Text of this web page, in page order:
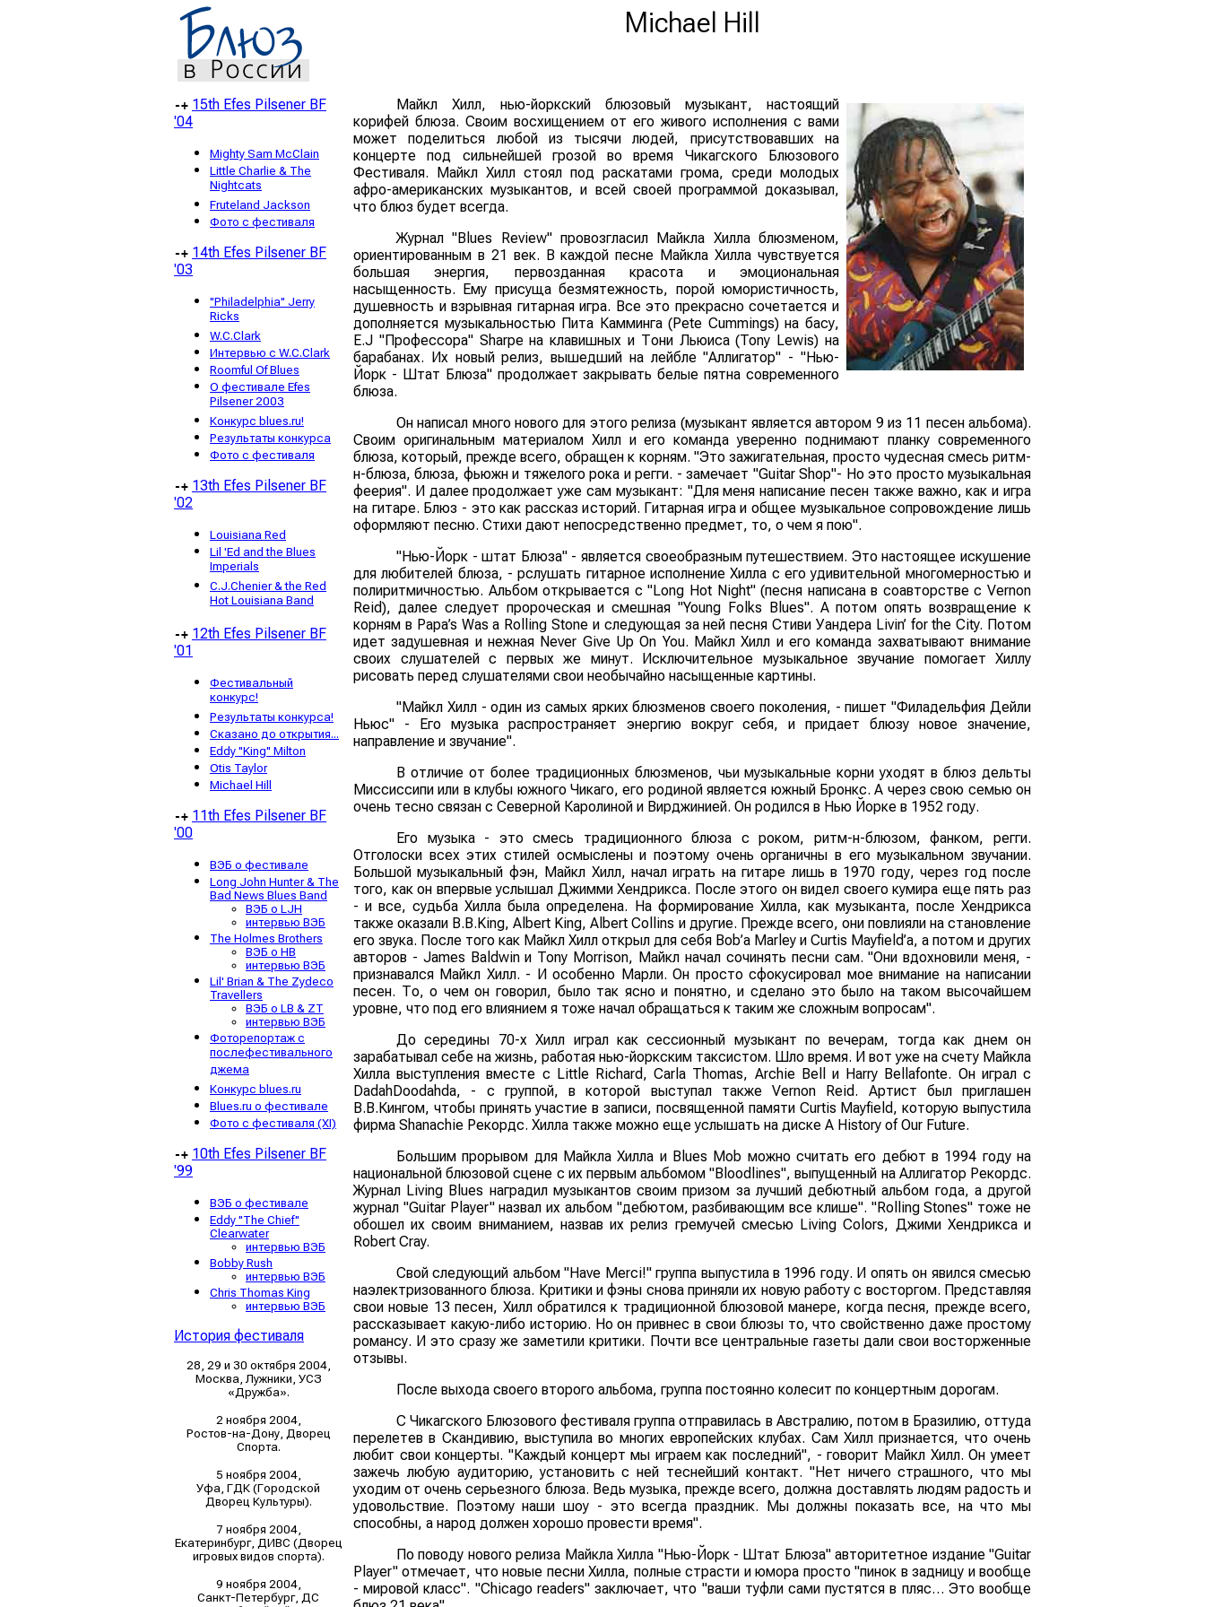
Michael Hill
-+ 15th Efes Pilsener BF
'04
Mighty Sam McClain
Little Charlie & The
Nightcats
Fruteland Jackson
Фото с фестиваля
-+ 14th Efes Pilsener BF
'03
"Philadelphia" Jerry
Ricks
W.C.Clark
Интервью с W.C.Clark
Roomful Of Blues
О фестивале Efes
Pilsener 2003
Конкурс blues.ru!
Результаты конкурса
Фото с фестиваля
-+ 13th Efes Pilsener BF
'02
Louisiana Red
Lil 'Ed and the Blues
Imperials
C.J.Chenier & the Red
Hot Louisiana Band
-+ 12th Efes Pilsener BF
'01
Фестивальный
конкурс!
Результаты конкурса!
Сказано до открытия...
Eddy "King" Milton
Otis Taylor
Michael Hill
-+ 11th Efes Pilsener BF
'00
ВЭБ о фестивале
Long John Hunter & The
Bad News Blues Band
ВЭБ о LJH
интервью ВЭБ
The Holmes Brothers
ВЭБ о HB
интервью ВЭБ
Lil' Brian & The Zydeco
Travellers
ВЭБ о LB & ZT
интервью ВЭБ
Фоторепортаж с
послефестивального
джема
Конкурс blues.ru
Blues.ru о фестивале
Фото с фестиваля (XI)
-+ 10th Efes Pilsener BF
'99
ВЭБ о фестивале
Eddy "The Chief"
Clearwater
интервью ВЭБ
Bobby Rush
интервью ВЭБ
Chris Thomas King
интервью ВЭБ
История фестиваля
28, 29 и 30 октября 2004,
Москва, Лужники, УСЗ
«Дружба».
2 ноября 2004,
Ростов-на-Дону, Дворец
Спорта.
5 ноября 2004,
Уфа, ГДК (Городской
Дворец Культуры).
7 ноября 2004,
Екатеринбург, ДИВС (Дворец
игровых видов спорта).
9 ноября 2004,
Санкт-Петербург, ДС
Майкл Хилл, нью-йоркский блюзовый музыкант, настоящий
корифей блюза. Своим восхищением от его живого исполнения с вами
может поделиться любой из тысячи людей, присутствовавших на
концерте под сильнейшей грозой во время Чикагского Блюзового
Фестиваля. Майкл Хилл стоял под раскатами грома, среди молодых
афро-американских музыкантов, и всей своей программой доказывал,
что блюз будет всегда.
Журнал "Blues Review" провозгласил Майкла Хилла блюзменом,
ориентированным в 21 век. В каждой песне Майкла Хилла чувствуется
большая энергия, первозданная красота и эмоциональная
насыщенность. Ему присуща безмятежность, порой юмористичность,
душевность и взрывная гитарная игра. Все это прекрасно сочетается и
дополняется музыкальностью Пита Камминга (Pete Cummings) на басу,
Е.J "Профессора" Sharpe на клавишных и Тони Льюиса (Tony Lewis) на
барабанах. Их новый релиз, вышедший на лейбле "Аллигатор" - "Нью-
Йорк - Штат Блюза" продолжает закрывать белые пятна современного
блюза.
Он написал много нового для этого релиза (музыкант является автором 9 из 11 песен альбома).
Своим оригинальным материалом Хилл и его команда уверенно поднимают планку современного
блюза, который, прежде всего, обращен к корням. "Это зажигательная, просто чудесная смесь ритм-
н-блюза, блюза, фьюжн и тяжелого рока и регги. - замечает "Guitar Shop"- Но это просто музыкальная
феерия". И далее продолжает уже сам музыкант: "Для меня написание песен также важно, как и игра
на гитаре. Блюз - это как рассказ историй. Гитарная игра и общее музыкальное сопровождение лишь
оформляют песню. Стихи дают непосредственно предмет, то, о чем я пою".
"Нью-Йорк - штат Блюза" - является своеобразным путешествием. Это настоящее искушение
для любителей блюза, - рслушать гитарное исполнение Хилла с его удивительной многомерностью и
полиритмичностью. Альбом открывается с "Long Hot Night" (песня написана в соавторстве с Vernon
Reid), далее следует пророческая и смешная "Young Folks Blues". А потом опять возвращение к
корням в Papa’s Was a Rolling Stone и следующая за ней песня Стиви Уандера Livin’ for the City. Потом
идет задушевная и нежная Never Give Up On You. Майкл Хилл и его команда захватывают внимание
своих слушателей с первых же минут. Исключительное музыкальное звучание помогает Хиллу
рисовать перед слушателями свои необычайно насыщенные картины.
"Майкл Хилл - один из самых ярких блюзменов своего поколения, - пишет "Филадельфия Дейли
Ньюс" - Его музыка распространяет энергию вокруг себя, и придает блюзу новое значение,
направление и звучание".
В отличие от более традиционных блюзменов, чьи музыкальные корни уходят в блюз дельты
Миссиссипи или в клубы южного Чикаго, его родиной является южный Бронкс. А через свою семью он
очень тесно связан с Северной Каролиной и Вирджинией. Он родился в Нью Йорке в 1952 году.
Его музыка - это смесь традиционного блюза с роком, ритм-н-блюзом, фанком, регги.
Отголоски всех этих стилей осмыслены и поэтому очень органичны в его музыкальном звучании.
Большой музыкальный фэн, Майкл Хилл, начал играть на гитаре лишь в 1970 году, через год после
того, как он впервые услышал Джимми Хендрикса. После этого он видел своего кумира еще пять раз
- и все, судьба Хилла была определена. На формирование Хилла, как музыканта, после Хендрикса
также оказали B.B.King, Albert King, Albert Collins и другие. Прежде всего, они повлияли на становление
его звука. После того как Майкл Хилл открыл для себя Bob’a Marley и Curtis Mayfield’a, а потом и других
авторов - James Baldwin и Tony Morrison, Майкл начал сочинять песни сам. "Они вдохновили меня, -
признавался Майкл Хилл. - И особенно Марли. Он просто сфокусировал мое внимание на написании
песен. То, о чем он говорил, было так ясно и понятно, и сделано это было на таком высочайшем
уровне, что под его влиянием я тоже начал обращаться к таким же сложным вопросам".
До середины 70-х Хилл играл как сессионный музыкант по вечерам, тогда как днем он
зарабатывал себе на жизнь, работая нью-йоркским таксистом. Шло время. И вот уже на счету Майкла
Хилла выступления вместе c Little Richard, Carla Thomas, Archie Bell и Harry Bellafonte. Он играл с
DadahDoodahda, - с группой, в которой выступал также Vernon Reid. Артист был приглашен
B.B.Кингом, чтобы принять участие в записи, посвященной памяти Curtis Mayfield, которую выпустила
фирма Shanachie Рекордс. Хилла также можно еще услышать на диске A History of Our Future.
Большим прорывом для Майкла Хилла и Blues Mob можно считать его дебют в 1994 году на
национальной блюзовой сцене с их первым альбомом "Bloodlines", выпущенный на Аллигатор Рекордс.
Журнал Living Blues наградил музыкантов своим призом за лучший дебютный альбом года, а другой
журнал "Guitar Player" назвал их альбом "дебютом, разбивающим все клише". "Rolling Stones" тоже не
обошел их своим вниманием, назвав их релиз гремучей смесью Living Colors, Джими Хендрикса и
Robert Cray.
Свой следующий альбом "Have Merci!" группа выпустила в 1996 году. И опять он явился смесью
наэлектризованного блюза. Критики и фэны снова приняли их новую работу с восторгом. Представляя
свои новые 13 песен, Хилл обратился к традиционной блюзовой манере, когда песня, прежде всего,
рассказывает какую-либо историю. Но он привнес в свои блюзы то, что свойственно даже простому
романсу. И это сразу же заметили критики. Почти все центральные газеты дали свои восторженные
отзывы.
После выхода своего второго альбома, группа постоянно колесит по концертным дорогам.
С Чикагского Блюзового фестиваля группа отправилась в Австралию, потом в Бразилию, оттуда
перелетев в Скандивию, выступила во многих европейских клубах. Сам Хилл признается, что очень
любит свои концерты. "Каждый концерт мы играем как последний", - говорит Майкл Хилл. Он умеет
зажечь любую аудиторию, установить с ней теснейший контакт. "Нет ничего страшного, что мы
уходим от очень серьезного блюза. Ведь музыка, прежде всего, должна доставлять людям радость и
удовольствие. Поэтому наши шоу - это всегда праздник. Мы должны показать все, на что мы
способны, а народ должен хорошо провести время".
По поводу нового релиза Майкла Хилла "Нью-Йорк - Штат Блюза" авторитетное издание "Guitar
Player" отмечает, что новые песни Хилла, полные страсти и юмора просто "пинок в задницу и вообще
- мировой класс". "Chicago readers" заключает, что "ваши туфли сами пустятся в пляс… Это вообще